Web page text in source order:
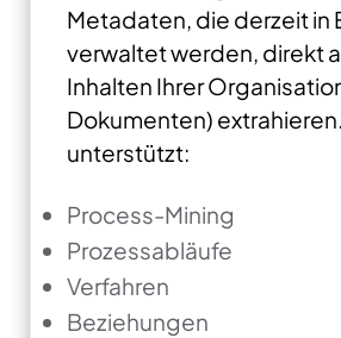
Metadaten, die derzeit in
verwaltet werden, direkt
Inhalten Ihrer
Dokumenten) extrahieren.
unterstützt:
Process-Mining
Prozessabläufe
Verfahren
Beziehungen